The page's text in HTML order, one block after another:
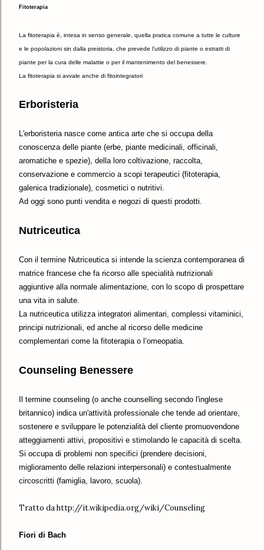
Fitoterapia
La fitoterapia è, intesa in senso generale, quella pratica comune a tutte le culture
e le popolazioni sin dalla preistoria, che prevede l’utilizzo di piante o estratti di
piante per la cura delle malattie o per il mantenimento del benessere.
La fitoterapia si avvale anche di fitointegratori
Erboristeria
L'erboristeria nasce come antica arte che si occupa della
conoscenza delle piante (erbe, piante medicinali, officinali,
aromatiche e spezie), della loro coltivazione, raccolta,
conservazione e commercio a scopi terapeutici (fitoterapia,
galenica tradizionale), cosmetici o nutritivi.
Ad oggi sono punti vendita e negozi di questi prodotti.
Nutriceutica
Con il termine Nutriceutica si intende la scienza contemporanea di
matrice francese che fa ricorso alle specialità nutrizionali
aggiuntive alla normale alimentazione, con lo scopo di prospettare
una vita in salute.
La nutriceutica utilizza integratori alimentari, complessi vitaminici,
principi nutrizionali, ed anche al ricorso delle medicine
complementari come la fitoterapia o l’omeopatia.
Counseling Benessere
Il termine counseling (o anche counselling secondo l'inglese
britannico) indica un'attività professionale che tende ad orientare,
sostenere e sviluppare le potenzialità del cliente promuovendone
atteggiamenti attivi, propositivi e stimolando le capacità di scelta.
Si occupa di problemi non specifici (prendere decisioni,
miglioramento delle relazioni interpersonali) e contestualmente
circoscritti (famiglia, lavoro, scuola).
Tratto da http://it.wikipedia.org/wiki/Counseling
Fiori di Bach